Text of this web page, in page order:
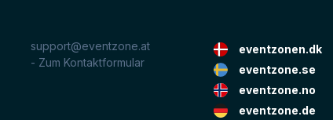
support@eventzone.at
- Zum Kontaktformular
eventzonen.dk
eventzone.se
eventzone.no
eventzone.de